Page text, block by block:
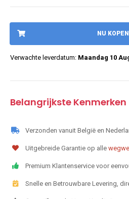
NU KOPEN
Verwachte leverdatum: Maandag 10
Belangrijkste Kenmerken
Verzonden vanuit België en
Uitgebreide Garantie op alle
Premium Klantenservice voor
Snelle en Betrouwbare Levering,